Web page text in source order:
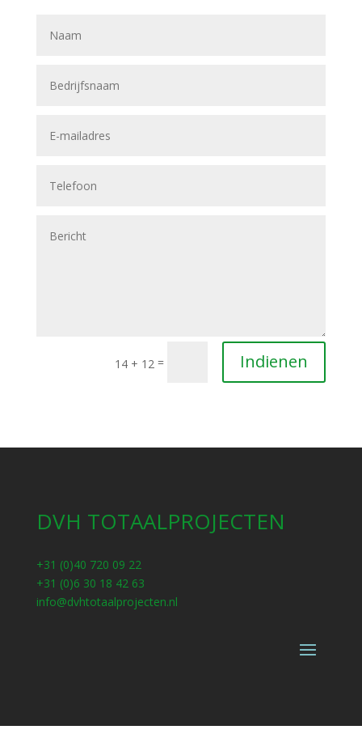
14 + 12 = Indienen
DVH TOTAALPROJECTEN
+31 (0)40 720 09 22
+31 (0)6 30 18 42 63
info@dvhtotaalprojecten.nl